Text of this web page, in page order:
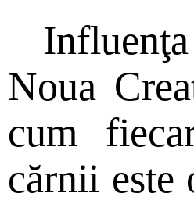
Noua
cum
cărnii este